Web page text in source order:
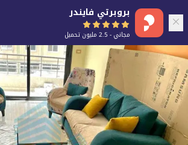
بروبرتي فايندر
مجاني - 2.5 مليون تحميل